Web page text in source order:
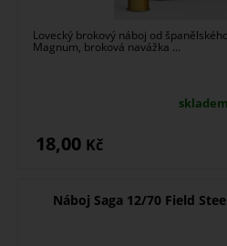
Lovecký brokový náboj od
Magnum, broková navážka ...
skladem
18,00 Kč
Náboj Saga 12/70 Field